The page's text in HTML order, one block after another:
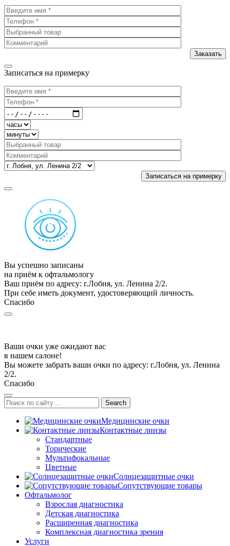
Записаться на примерку
Вы успешно записаны
на приём к офтальмологу
Ваш приём по адресу: г.Лобня, ул. Ленина 2/2.
При себе иметь документ, удостоверяющий личность.
Спасибо
Ваши очки уже ожидают вас
в нашем салоне!
Вы можете забрать ваши очки по адресу: г.Лобня, ул. Ленина
2/2.
Спасибо
Search
Медицинские очки
Контактные линзы
Стандартные
Торические
Мультифокальные
Цветные
Солнцезащитные очки
Сопутствующие товары
Офтальмолог
Взрослая диагностика
Детская диагностика
Расширенная диагностика
Комплексная диагностика зрения
Услуги